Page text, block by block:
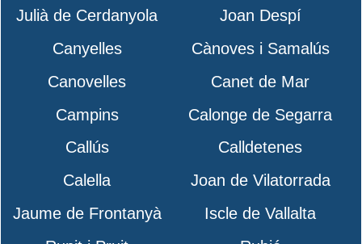
Julià de Cerdanyola
Joan Despí
Canyelles
Cànoves i Samalús
Canovelles
Canet de Mar
Campins
Calonge de Segarra
Callús
Calldetenes
Calella
Joan de Vilatorrada
Jaume de Frontanyà
Iscle de Vallalta